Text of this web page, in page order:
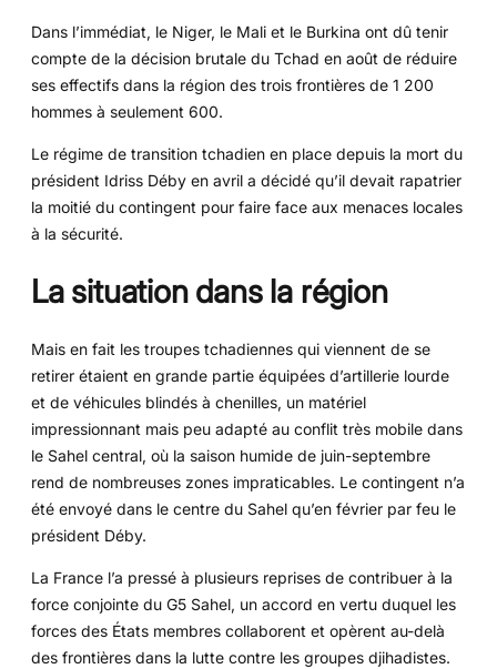
Dans l’immédiat, le Niger, le Mali et le Burkina ont dû tenir
compte de la décision brutale du Tchad en août de réduire
ses effectifs dans la région des trois frontières de 1 200
hommes à seulement 600.
Le régime de transition tchadien en place depuis la mort du
président Idriss Déby en avril a décidé qu’il devait rapatrier
la moitié du contingent pour faire face aux menaces locales
à la sécurité.
La situation dans la région
Mais en fait les troupes tchadiennes qui viennent de se
retirer étaient en grande partie équipées d’artillerie lourde
et de véhicules blindés à chenilles, un matériel
impressionnant mais peu adapté au conflit très mobile dans
le Sahel central, où la saison humide de juin-septembre
rend de nombreuses zones impraticables. Le contingent n’a
été envoyé dans le centre du Sahel qu’en février par feu le
président Déby.
La France l’a pressé à plusieurs reprises de contribuer à la
force conjointe du G5 Sahel, un accord en vertu duquel les
forces des États membres collaborent et opèrent au-delà
des frontières dans la lutte contre les groupes djihadistes.